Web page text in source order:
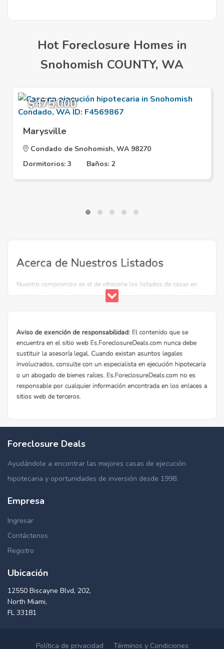
Hot Foreclosure Homes in
Snohomish COUNTY, WA
$475,000
Marysville
Condado de Snohomish, WA 98270
Dormitorios: 3
Baños: 2
Foreclosure Deals
Ayudándole a encontrar las mejores casas de ejecución
hipotecaria y oportunidades de inversión desde 1998.
Empresa
Ingresar
Contáctenos
Registro
Ubicación
12550 Biscayne Blvd, 202,
North Miami,
FL 33181
Política de privacidad Términos y Condiciones